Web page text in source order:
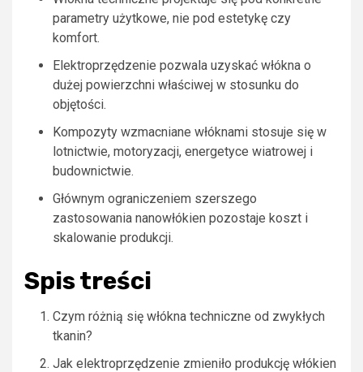
parametry użytkowe, nie pod estetykę czy
komfort.
Elektroprzędzenie pozwala uzyskać włókna o
dużej powierzchni właściwej w stosunku do
objętości.
Kompozyty wzmacniane włóknami stosuje się w
lotnictwie, motoryzacji, energetyce wiatrowej i
budownictwie.
Głównym ograniczeniem szerszego
zastosowania nanowłókien pozostaje koszt i
skalowanie produkcji.
Spis treści
Czym różnią się włókna techniczne od zwykłych
tkanin?
Jak elektroprzędzenie zmieniło produkcję włókien